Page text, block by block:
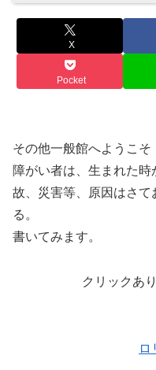
X
Pocket
その他一般館へようこそ
障がい者は、生まれた
故、災害等、原因はさ
る。
書いてみます。
クリックあ
ロ